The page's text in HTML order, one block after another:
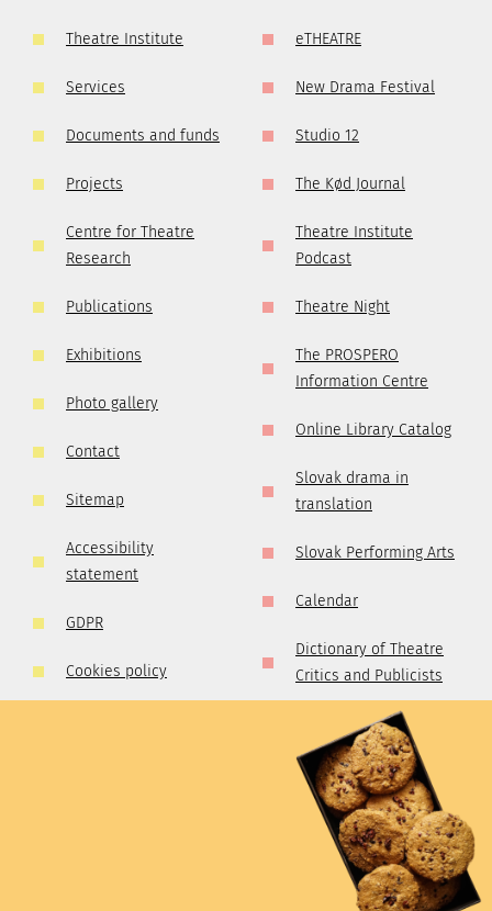
Theatre Institute
Services
Documents and funds
Projects
Centre for Theatre
Research
Publications
Exhibitions
Photo gallery
Contact
Sitemap
Accessibility
statement
GDPR
Cookies policy
eTHEATRE
New Drama Festival
Studio 12
The Kød Journal
Theatre Institute
Podcast
Theatre Night
The PROSPERO
Information Centre
Online Library Catalog
Slovak drama in
translation
Slovak Performing Arts
Calendar
Dictionary of Theatre
Critics and Publicists
Golden Collection of
Slovak Professional
Theatre
Theatre Walks
The Presence of the
Theatrical Past